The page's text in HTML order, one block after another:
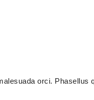
orci. Phasellus